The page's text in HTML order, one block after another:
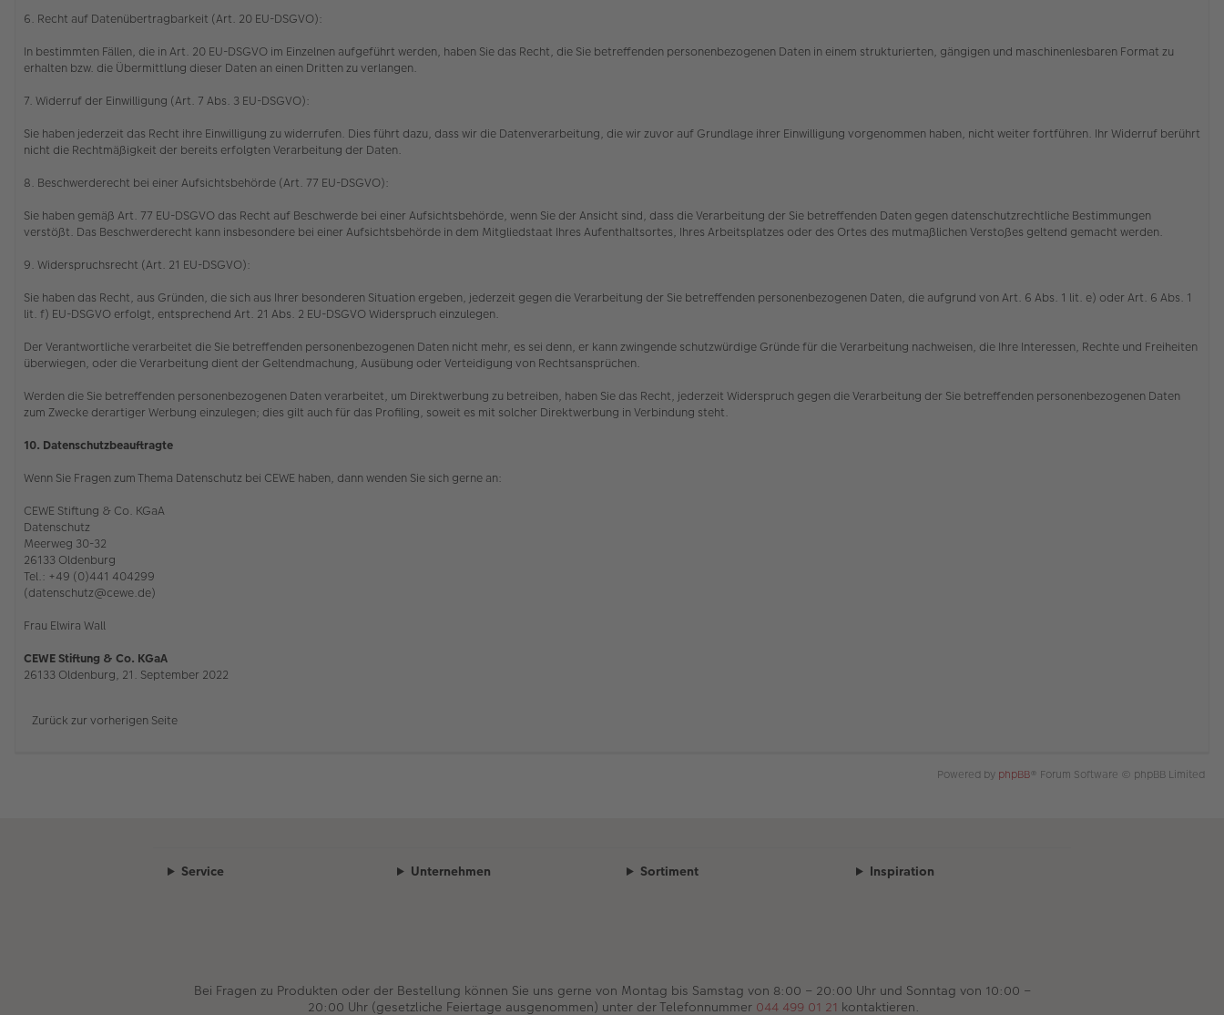
6. Recht auf Datenübertragbarkeit (Art. 20 EU-DSGVO):
In bestimmten Fällen, die in Art. 20 EU-DSGVO im Einzelnen aufgeführt werden, haben Sie das Recht, die Sie betreffenden personenbezogenen Daten in einem strukturierten, gängigen und maschinenlesbaren Format zu
erhalten bzw. die Übermittlung dieser Daten an einen Dritten zu verlangen.
7. Widerruf der Einwilligung (Art. 7 Abs. 3 EU-DSGVO):
Sie haben jederzeit das Recht ihre Einwilligung zu widerrufen. Dies führt dazu, dass wir die Datenverarbeitung, die wir zuvor auf Grundlage ihrer Einwilligung vorgenommen haben, nicht weiter fortführen. Ihr Widerruf berührt
nicht die Rechtmäßigkeit der bereits erfolgten Verarbeitung der Daten.
8. Beschwerderecht bei einer Aufsichtsbehörde (Art. 77 EU-DSGVO):
Sie haben gemäß Art. 77 EU-DSGVO das Recht auf Beschwerde bei einer Aufsichtsbehörde, wenn Sie der Ansicht sind, dass die Verarbeitung der Sie betreffenden Daten gegen datenschutzrechtliche Bestimmungen
verstößt. Das Beschwerderecht kann insbesondere bei einer Aufsichtsbehörde in dem Mitgliedstaat Ihres Aufenthaltsortes, Ihres Arbeitsplatzes oder des Ortes des mutmaßlichen Verstoßes geltend gemacht werden.
9. Widerspruchsrecht (Art. 21 EU-DSGVO):
Sie haben das Recht, aus Gründen, die sich aus Ihrer besonderen Situation ergeben, jederzeit gegen die Verarbeitung der Sie betreffenden personenbezogenen Daten, die aufgrund von Art. 6 Abs. 1 lit. e) oder Art. 6 Abs. 1
lit. f) EU-DSGVO erfolgt, entsprechend Art. 21 Abs. 2 EU-DSGVO Widerspruch einzulegen.
Der Verantwortliche verarbeitet die Sie betreffenden personenbezogenen Daten nicht mehr, es sei denn, er kann zwingende schutzwürdige Gründe für die Verarbeitung nachweisen, die Ihre Interessen, Rechte und Freiheiten
überwiegen, oder die Verarbeitung dient der Geltendmachung, Ausübung oder Verteidigung von Rechtsansprüchen.
Werden die Sie betreffenden personenbezogenen Daten verarbeitet, um Direktwerbung zu betreiben, haben Sie das Recht, jederzeit Widerspruch gegen die Verarbeitung der Sie betreffenden personenbezogenen Daten
zum Zwecke derartiger Werbung einzulegen; dies gilt auch für das Profiling, soweit es mit solcher Direktwerbung in Verbindung steht.
10. Datenschutzbeauftragte
Wenn Sie Fragen zum Thema Datenschutz bei CEWE haben, dann wenden Sie sich gerne an:
CEWE Stiftung & Co. KGaA
Datenschutz
Meerweg 30-32
26133 Oldenburg
Tel.: +49 (0)441 404299
(datenschutz@cewe.de)
Frau Elwira Wall
CEWE Stiftung & Co. KGaA
26133 Oldenburg, 21. September 2022
Zurück zur vorherigen Seite
Powered by phpBB® Forum Software © phpBB Limited
Service Unternehmen Sortiment Inspiration
Bei Fragen zu Produkten oder der Bestellung können Sie uns gerne von Montag bis Samstag von 8:00 – 20:00 Uhr und Sonntag von 10:00 –
20:00 Uhr (gesetzliche Feiertage ausgenommen) unter der Telefonnummer 044 499 01 21 kontaktieren.